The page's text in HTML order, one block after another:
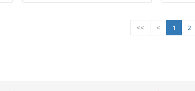
<< < 1 2